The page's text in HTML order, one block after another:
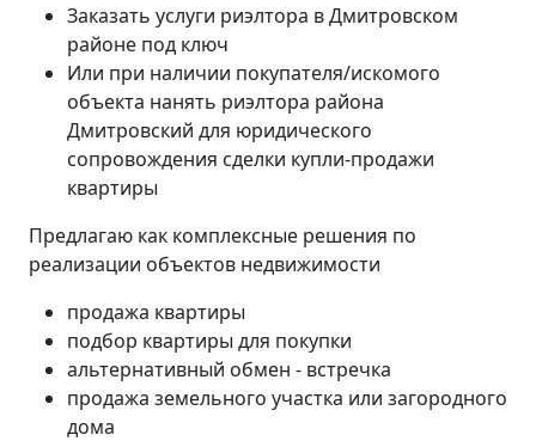
Заказать услуги риэлтора в Дмитровском
районе под ключ
Или при наличии покупателя/искомого
объекта нанять риэлтора района
Дмитровский для юридического
сопровождения сделки купли-продажи
квартиры
Предлагаю как комплексные решения по
реализации объектов недвижимости
продажа квартиры
подбор квартиры для покупки
альтернативный обмен - встречка
продажа земельного участка или загородного
дома